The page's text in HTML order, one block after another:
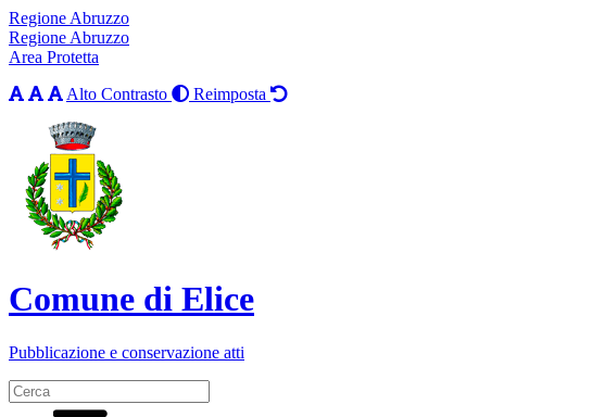
Regione Abruzzo
Regione Abruzzo
Area Protetta
Alto Contrasto
Reimposta
Comune di Elice
Pubblicazione e conservazione atti